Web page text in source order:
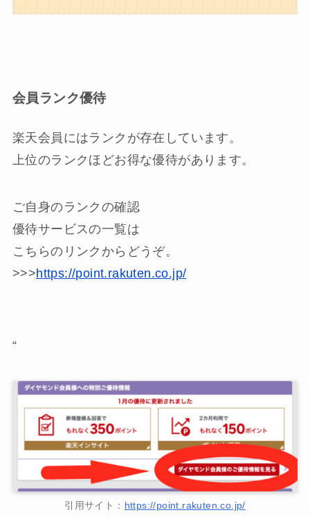
会員ランク優待
楽天会員にはランクが存在しています。
上位のランクほどお得な優待があります。
ご自身のランクの確認
優待サービスの一覧は
こちらのリンクからどうぞ。
>>>https://point.rakuten.co.jp/
“
引用サイト： https://point.rakuten.co.jp/